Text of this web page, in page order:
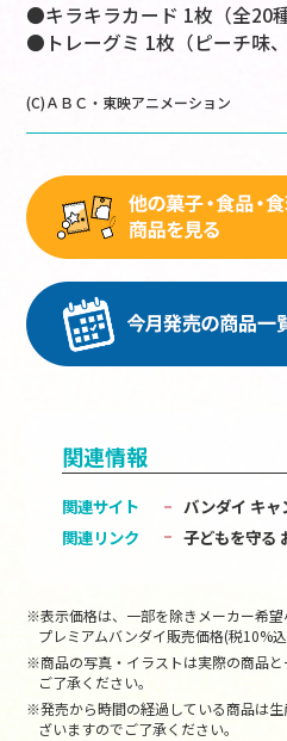
●キラキラカード 1枚（全20種
●トレーグミ 1枚（ピーチ味、
(C)ＡＢＣ・東映アニメーション
関連情報
関連サイト
バンダイ キャ
関連リンク
子どもを守る
※表示価格は、一部を除きメーカー希望
プレミアムバンダイ販売価格(税10%込)
※商品の写真・イラストは実際の商品
ご了承ください。
※発売から時間の経過している商品は
ざいますのでご了承ください。